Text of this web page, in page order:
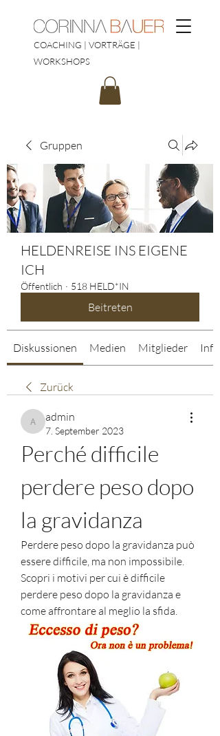
COACHING | VORTRÄGE |
WORKSHOPS
Gruppen
HELDENREISE INS EIGENE
ICH
Öffentlich · 518 HELD*IN
Beitreten
Diskussionen Medien Mitglieder Info
Zurück
admin
admin
7. September 2023
Perché difficile
perdere peso dopo
la gravidanza
Perdere peso dopo la gravidanza può
essere difficile, ma non impossibile.
Scopri i motivi per cui è difficile
perdere peso dopo la gravidanza e
come affrontare al meglio la sfida.